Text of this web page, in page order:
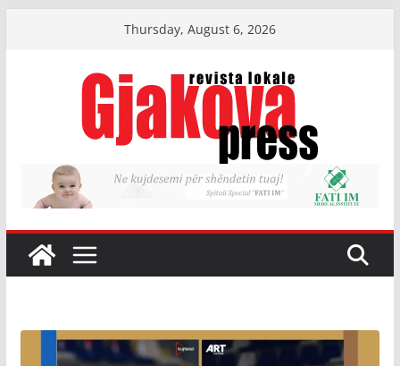
Thursday, August 6, 2026